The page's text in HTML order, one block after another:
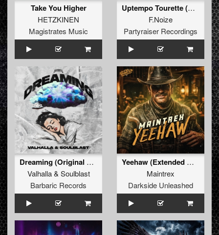
Take You Higher
HETZKINEN
Magistrates Music
Uptempo Tourette (Original Mix)
F.Noize
Partyraiser Recordings
Dreaming (Original Mix)
Valhalla& Soulblast
Barbaric Records
Yeehaw (Extended Mix)
Maintrex
Darkside Unleashed